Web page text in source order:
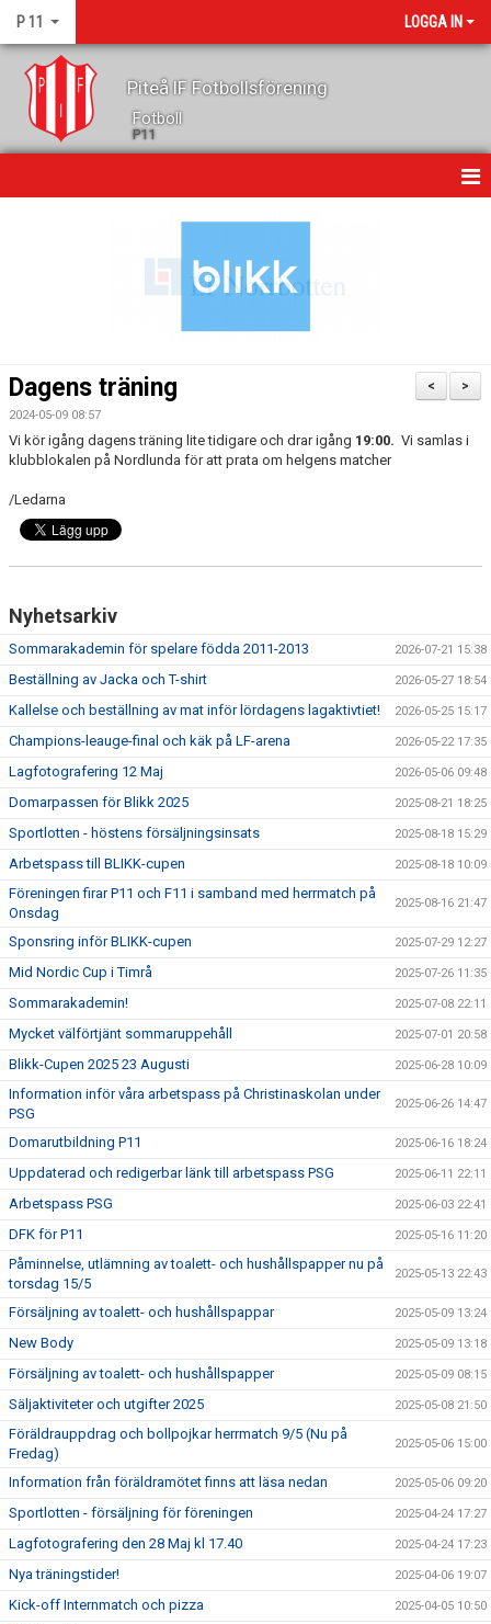
P 11 LOGGA IN
Piteå IF Fotbollsförening
Fotboll
P11
TRUPPEN
GÄSTBOK
DOKUMENT
>
<
Dagens träning
2024-05-09 08:57
Vi kör igång dagens träning lite tidigare och drar igång 19:00. Vi samlas i
klubblokalen på Nordlunda för att prata om helgens matcher
/Ledarna
Nyhetsarkiv
Sommarakademin för spelare födda 2011-2013 2026-07-21 15:38
Beställning av Jacka och T-shirt 2026-05-27 18:54
Kallelse och beställning av mat inför lördagens lagaktivtiet! 2026-05-25 15:17
Champions-leauge-final och käk på LF-arena 2026-05-22 17:35
Lagfotografering 12 Maj 2026-05-06 09:48
Domarpassen för Blikk 2025 2025-08-21 18:25
Sportlotten - höstens försäljningsinsats 2025-08-18 15:29
Arbetspass till BLIKK-cupen 2025-08-18 10:09
Föreningen firar P11 och F11 i samband med herrmatch på
Onsdag
2025-08-16 21:47
Sponsring inför BLIKK-cupen 2025-07-29 12:27
Mid Nordic Cup i Timrå 2025-07-26 11:35
Sommarakademin! 2025-07-08 22:11
Mycket välförtjänt sommaruppehåll 2025-07-01 20:58
Blikk-Cupen 2025 23 Augusti 2025-06-28 10:09
Information inför våra arbetspass på Christinaskolan under
PSG
2025-06-26 14:47
Domarutbildning P11 2025-06-16 18:24
Uppdaterad och redigerbar länk till arbetspass PSG 2025-06-11 22:11
Arbetspass PSG 2025-06-03 22:41
DFK för P11 2025-05-16 11:20
Påminnelse, utlämning av toalett- och hushållspapper nu på
torsdag 15/5
2025-05-13 22:43
Försäljning av toalett- och hushållspappar 2025-05-09 13:24
New Body 2025-05-09 13:18
Försäljning av toalett- och hushållspapper 2025-05-09 08:15
Säljaktiviteter och utgifter 2025 2025-05-08 21:50
Föräldrauppdrag och bollpojkar herrmatch 9/5 (Nu på
Fredag)
2025-05-06 15:00
Information från föräldramötet finns att läsa nedan 2025-05-06 09:20
Sportlotten - försäljning för föreningen 2025-04-24 17:27
Lagfotografering den 28 Maj kl 17.40 2025-04-24 17:23
Nya träningstider! 2025-04-06 19:07
Kick-off Internmatch och pizza 2025-04-05 10:50